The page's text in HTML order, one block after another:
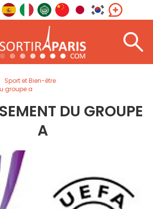
Sport et Bien-être
groupe a
DU GROUPE
A